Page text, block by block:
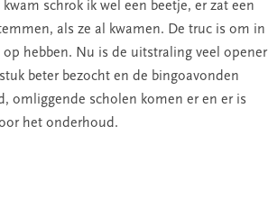
schrok ik wel een beetje, er zat een
als ze al kwamen. De truc is om in
hebben. Nu is de uitstraling veel opener
beter bezocht en de bingoavonden
omliggende scholen komen er en er is
het onderhoud.